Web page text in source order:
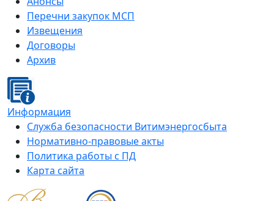
Перечни закупок МСП
Извещения
Договоры
Архив
Информация
Служба безопасности Витимэнергосбыта
Нормативно-правовые акты
Политика работы с ПД
Карта сайта